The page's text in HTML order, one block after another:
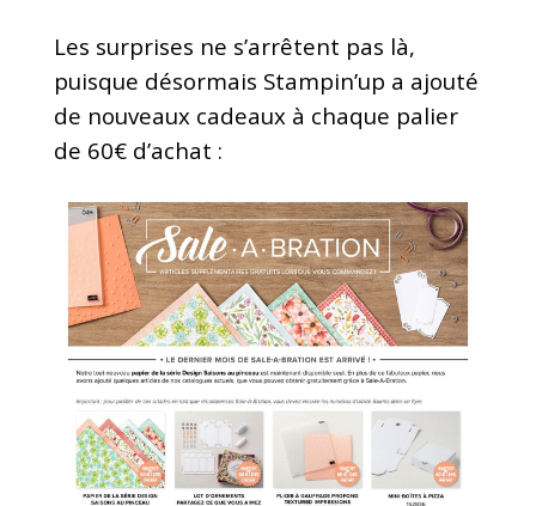
Les surprises ne s’arrêtent pas là,
puisque désormais Stampin’up a ajouté
de nouveaux cadeaux à chaque palier
de 60€ d’achat :